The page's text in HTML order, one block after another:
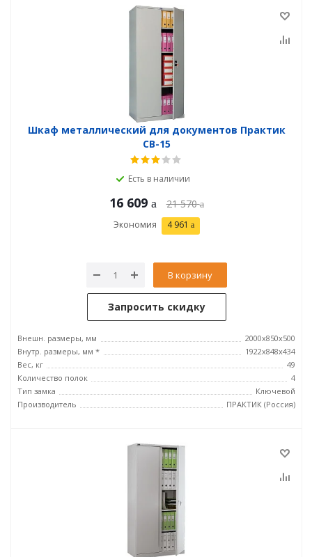
Шкаф металлический для документов Практик
СВ-15
Есть в наличии
16 609 21 570
Экономия 4 961
В корзину
Запросить скидку
Внешн. размеры, мм
2000x850x500
Внутр. размеры, мм *
1922x848x434
Вес, кг
49
Количество полок
4
Тип замка
Ключевой
Производитель
ПРАКТИК (Россия)